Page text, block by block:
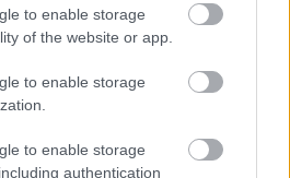
to enable storage
of the website or app.
to enable storage
to enable storage
authentication